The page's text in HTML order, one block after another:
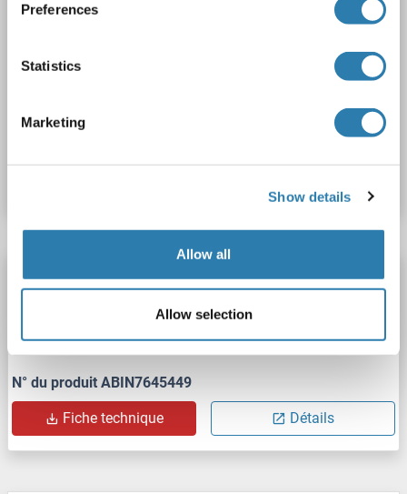
Preferences
Statistics
Marketing
Show details
Allow all
Allow selection
RCN2 anticorps
N° du produit ABIN7645449
Fiche technique Détails